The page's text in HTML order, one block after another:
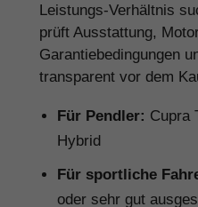
Leistungs-Verhältnis
prüft Ausstattung,
Garantiebedingungen
transparent vor dem
Für Pendler: Cupra
Hybrid
Für sportliche
oder sehr gut